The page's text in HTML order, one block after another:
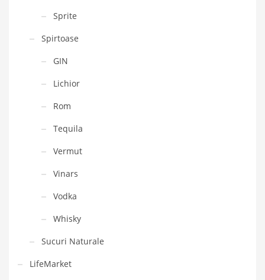
Sprite
Spirtoase
GIN
Lichior
Rom
Tequila
Vermut
Vinars
Vodka
Whisky
Sucuri Naturale
LifeMarket